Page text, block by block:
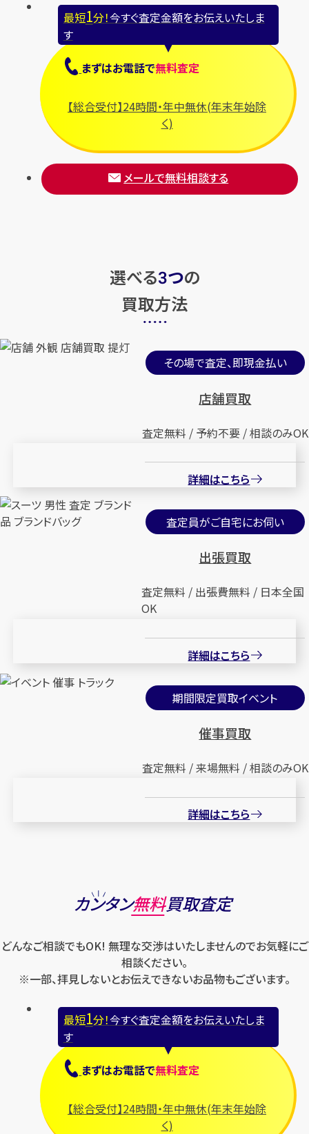
最短1分！今すぐ査定金額をお伝えいたしま
す
まずはお電話で無料査定
【総合受付】24時間・年中無休(年末年始除
く)
メールで無料相談する
選べる3つの
買取方法
その場で査定、即現金払い
店舗買取
査定無料 / 予約不要 / 相談のみOK
詳細はこちら
査定員がご自宅にお伺い
出張買取
査定無料 / 出張費無料 / 日本全国
OK
詳細はこちら
期間限定買取イベント
催事買取
査定無料 / 来場無料 / 相談のみOK
詳細はこちら
カンタン無料買取査定
どんなご相談でもOK! 無理な交渉はいたしませんのでお気軽にご
相談ください。
※一部、拝見しないとお伝えできないお品物もございます。
最短1分！今すぐ査定金額をお伝えいたしま
す
まずはお電話で無料査定
【総合受付】24時間・年中無休(年末年始除
く)